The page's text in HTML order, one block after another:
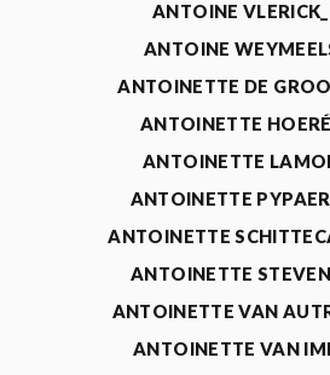
ANTOINE
ANTOINE
ANTOINETTE DE
ANTOINETTE
ANTOINETTE
ANTOINETTE
ANTOINETTE
ANTOINETTE
ANTOINETTE VAN
ANTOINETTE VAN